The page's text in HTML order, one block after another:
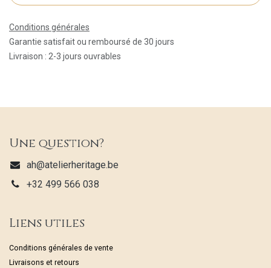
Conditions générales
Garantie satisfait ou remboursé de 30 jours
Livraison : 2-3 jours ouvrables
Une question?
ah@atelierheritage.be
+32 499 566 038
Liens utiles
Conditions générales de vente
Livraisons et retours